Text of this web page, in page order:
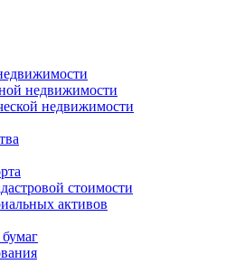
недвижимости
недвижимости
стоимости
активов